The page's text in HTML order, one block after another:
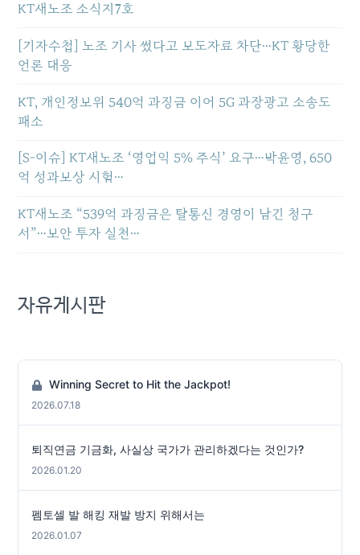
KT새노조 소식지7호
[기자수첩] 노조 기사 썼다고 보도자료 차단…KT 황당한
언론 대응
KT, 개인정보위 540억 과징금 이어 5G 과장광고 소송도
패소
[S-이슈] KT새노조 ‘영업익 5% 주식’ 요구…박윤영, 650
억 성과보상 시험…
KT새노조 “539억 과징금은 탈통신 경영이 남긴 청구
서”…보안 투자 실천…
자유게시판
Winning Secret to Hit the Jackpot!
2026.07.18
퇴직연금 기금화, 사실상 국가가 관리하겠다는 것인가?
2026.01.20
펨토셀 발 해킹 재발 방지 위해서는
2026.01.07